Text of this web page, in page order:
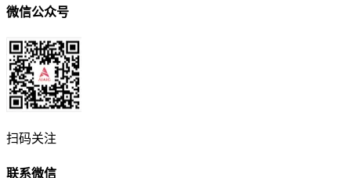
微信公众号
扫码关注
联系微信